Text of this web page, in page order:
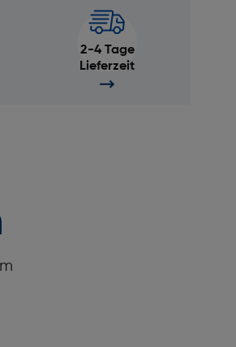
2-4 Tage
Lieferzeit